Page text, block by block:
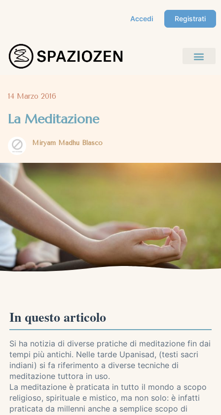
Accedi Registrati
14 Marzo 2016
La Meditazione
Miryam Madhu Blasco
In questo articolo
Si ha notizia di diverse pratiche di meditazione fin dai
tempi più antichi. Nelle tarde Upanisad, (testi sacri
indiani) si fa riferimento a diverse tecniche di
meditazione tuttora in uso.
La meditazione è praticata in tutto il mondo a scopo
religioso, spirituale e mistico, ma non solo: è infatti
praticata da millenni anche a semplice scopo di